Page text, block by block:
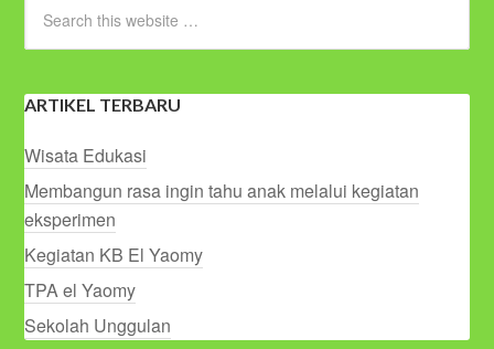
ARTIKEL TERBARU
Wisata Edukasi
Membangun rasa ingin tahu anak melalui kegiatan
eksperimen
Kegiatan KB El Yaomy
TPA el Yaomy
Sekolah Unggulan